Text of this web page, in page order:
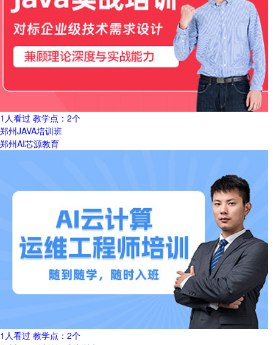
1人看过 教学点： 2个
郑州JAVA培训班
郑州AI芯源教育
1人看过 教学点： 2个